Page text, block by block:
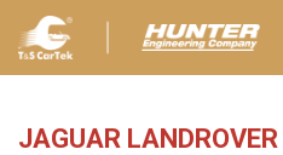
JAGUAR LANDROVER